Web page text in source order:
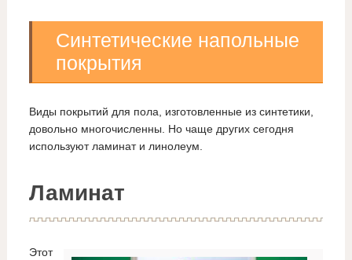
Синтетические напольные
покрытия
Виды покрытий для пола, изготовленные из синтетики,
довольно многочисленны. Но чаще других сегодня
используют ламинат и линолеум.
Ламинат
Этот